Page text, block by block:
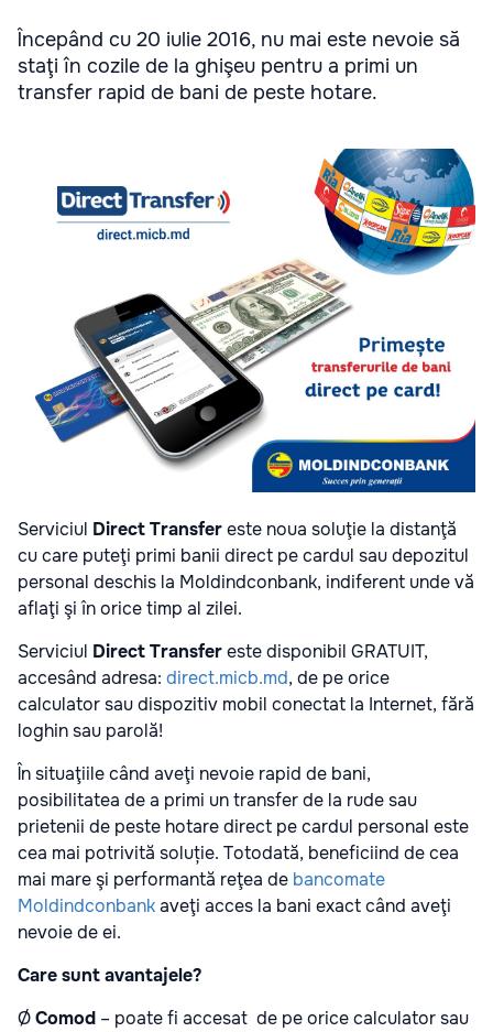
Începând cu 20 iulie 2016, nu mai este nevoie să
staţi în cozile de la ghişeu pentru a primi un
transfer rapid de bani de peste hotare.
Serviciul Direct Transfereste noua soluţie la distanţă
cu care puteţi primi banii direct pe cardul sau depozitul
personal deschis la Moldindconbank, indiferent unde vă
aflaţi şi în orice timp al zilei.
Serviciul Direct Transfereste disponibil GRATUIT,
accesând adresa: direct.micb.md, de pe orice
calculator sau dispozitiv mobil conectat la Internet, fără
loghin sau parolă!
În situaţiile când aveţi nevoie rapid de bani,
posibilitatea de a primi un transfer de la rude sau
prietenii de peste hotare direct pe cardul personal este
cea mai potrivită soluție. Totodată, beneficiind de cea
mai mare şi performantă reţea de bancomate
Moldindconbankaveţi acces la bani exact când aveţi
nevoie de ei.
Care sunt avantajele?
ØComod – poate fi accesat de pe orice calculator sau